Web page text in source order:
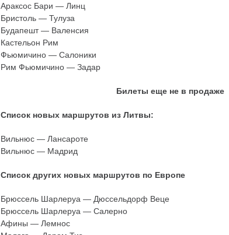
Араксос Бари — Линц
Бристоль — Тулуза
Будапешт — Валенсия
Кастельон Рим
Фьюмичино — Салоники
Рим Фьюмичино — Задар
Билеты еще не в продаже
Список новых маршрутов из Литвы:
Вильнюс — Лансароте
Вильнюс — Мадрид
Список других новых маршрутов по Европе
Брюссель Шарлеруа — Дюссельдорф Веце
Брюссель Шарлеруа — Салерно
Афины — Лемнос